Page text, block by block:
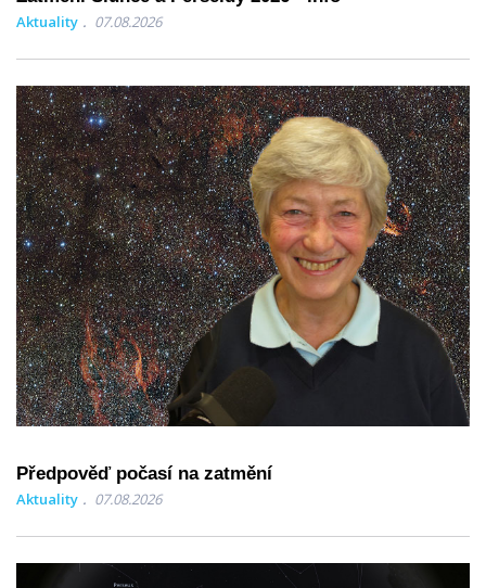
Aktuality 07.08.2026
Předpověď počasí na zatmění
Aktuality 07.08.2026